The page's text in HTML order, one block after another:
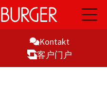
开
启
主
Kontakt
客户门户